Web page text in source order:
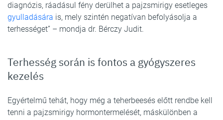
diagnózis, ráadásul fény derülhet a pajzsmirigy esetleges
gyulladására is, mely szintén negatívan befolyásolja a
terhességet” – mondja dr. Bérczy Judit.
Terhesség során is fontos a gyógyszeres
kezelés
Egyértelmű tehát, hogy még a teherbeesés előtt rendbe kell
tenni a pajzsmirigy hormontermelését, máskülönben a